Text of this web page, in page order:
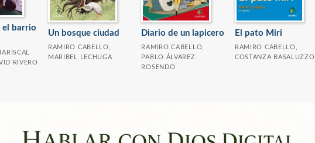
el barrio
RIVERO
Un bosque ciudad
RAMIRO CABELLO,
MARIBEL LECHUGA
Diario de un lapicero
RAMIRO CABELLO,
PABLO ÁLVAREZ
ROSENDO
El pato Miri
RAMIRO CABELLO,
COSTANZA BASALUZZO